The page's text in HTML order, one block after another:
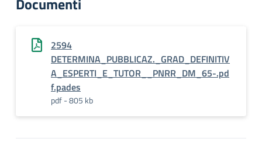
2594
DETERMINA_PUBBLICAZ._GRAD_DEFINITIV
A_ESPERTI_E_TUTOR__PNRR_DM_65-.pd
f.pades
pdf - 805 kb